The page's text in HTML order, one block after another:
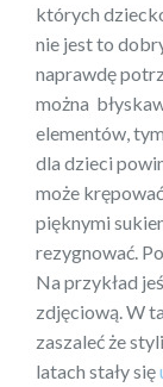
których
nie jest to
naprawdę
można
elementów,
dla dzieci
może
pięknymi
rezygnować.
Na przykład
zdjęciową. W
zaszaleć że
latach stały się